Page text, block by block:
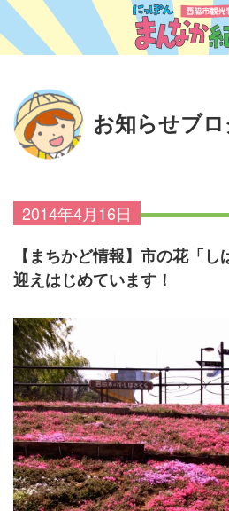
お知らせブ
【まちかど情報】市の花「
迎えはじめています！
2014年4月16日